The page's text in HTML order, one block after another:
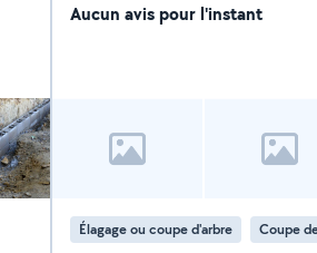
Aucun avis pour l'instant
Élagage ou coupe d'arbre Coupe